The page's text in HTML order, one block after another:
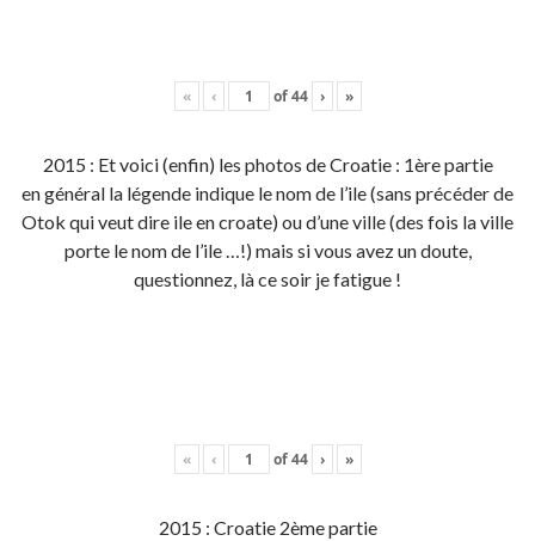
« ‹ of44 › »
2015 : Et voici (enfin) les photos de Croatie : 1ère partie
en général la légende indique le nom de l’ile (sans précéder de
Otok qui veut dire ile en croate) ou d’une ville (des fois la ville
porte le nom de l’ile …!) mais si vous avez un doute,
questionnez, là ce soir je fatigue !
« ‹ of44 › »
2015 : Croatie 2ème partie